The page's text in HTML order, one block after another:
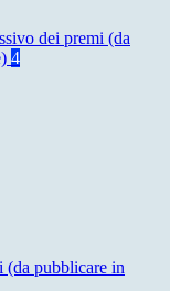
dei premi (da
4
pubblicare in